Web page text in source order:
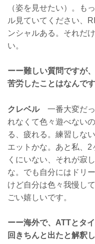
（姿を見せたい）。も
ル見ていてください、
ンシャルある。それだ
い。
ーー難しい質問ですが
苦労したことはなんです
クレベル一番大変だっ
れなくて色々遊べない
る、疲れる。練習しな
エットかな。あと私、
くにいない、それが寂
な。でも自分にはドリ
けど自分は色々我慢し
ごい嬉しいです。
ーー海外で、ATTとタ
回きちんと出たと解釈